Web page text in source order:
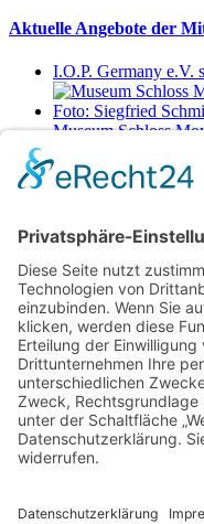
Aktuelle Angebote der
I.O.P. Germany e.V.
Museum Schloss
Netzwerkerinnen
Login für Mitglieder
Noch kein Mitglied im
gibt es weitere
Für Mitgliedsfrauen: zum
Bearbeiten des
Social Media
Folge dem
Instagram oder LinkedIn.